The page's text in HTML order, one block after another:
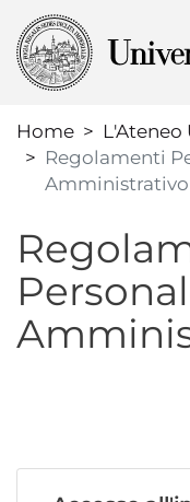
Home
L'Ateneo
Regolamenti
Amministrativo